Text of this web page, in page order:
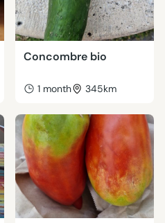
Concombre bio
1 month 345km